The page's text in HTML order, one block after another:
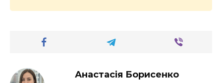
Анастасія Борисенко